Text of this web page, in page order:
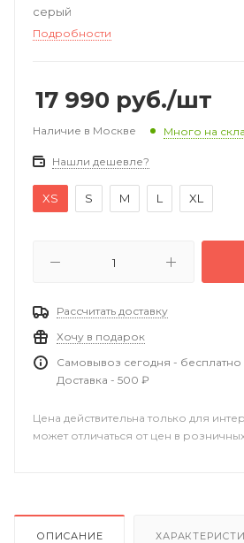
серый
Подробности
17 990 руб./шт
Наличие в Москве Много на
Нашли дешевле?
XS S M L XL
Рассчитать доставку
Хочу в подарок
Самовывоз сегодня - бесплатно
Доставка - 500 ₽
Цена действительна только для
может отличаться от цен в
ОПИСАНИЕ